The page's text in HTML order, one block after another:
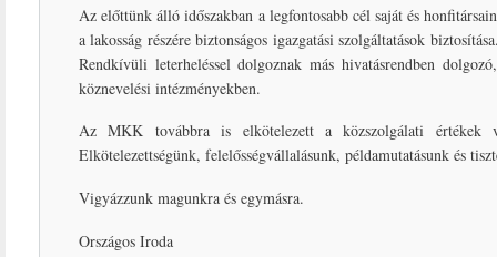
Az előttünk álló időszakban a legfontosabb cél saját és
a lakosság részére biztonságos igazgatási szolgáltatások
Rendkívüli leterheléssel dolgoznak más hivatásrendben
köznevelési intézményekben.
Az MKK továbbra is elkötelezett a közszolgálati értékek
Elkötelezettségünk, felelősségvállalásunk, példamutatásunk és
Vigyázzunk magunkra és egymásra.
Országos Iroda